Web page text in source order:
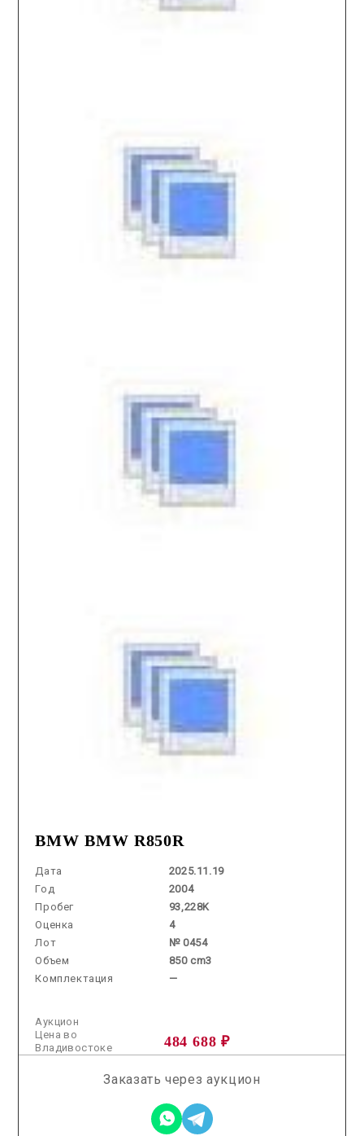
BMW BMW R850R
Дата
2025.11.19
Год
2004
Пробег
93,228K
Оценка
4
Лот
№ 0454
Объем
850 cm3
Комплектация
—
Аукцион
484 688 ₽
Цена во
Владивостоке
Заказать через аукцион